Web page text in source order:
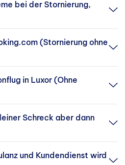
bei der Stornierung,
(Stornierung ohne
in Luxor (Ohne
Schreck aber dann
und Kundendienst wird